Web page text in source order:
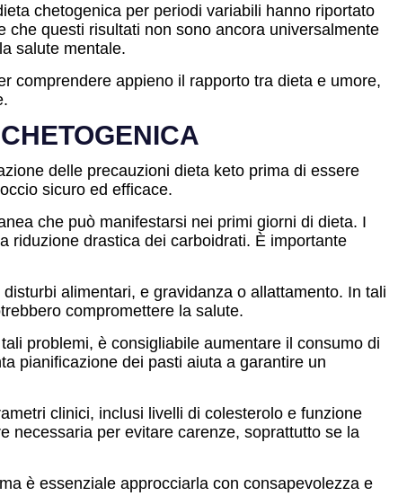
chetogenica per periodi variabili hanno riportato
che questi risultati non sono ancora universalmente
salute mentale.
comprendere appieno il rapporto tra dieta e umore,
delle precauzioni dieta keto prima di essere
sicuro ed efficace.
che può manifestarsi nei primi giorni di dieta. I
riduzione drastica dei carboidrati. È importante
alimentari, e gravidanza o allattamento. In tali
compromettere la salute.
problemi, è consigliabile aumentare il consumo di
pianificazione dei pasti aiuta a garantire un
clinici, inclusi livelli di colesterolo e funzione
necessaria per evitare carenze, soprattutto se la
è essenziale approcciarla con consapevolezza e